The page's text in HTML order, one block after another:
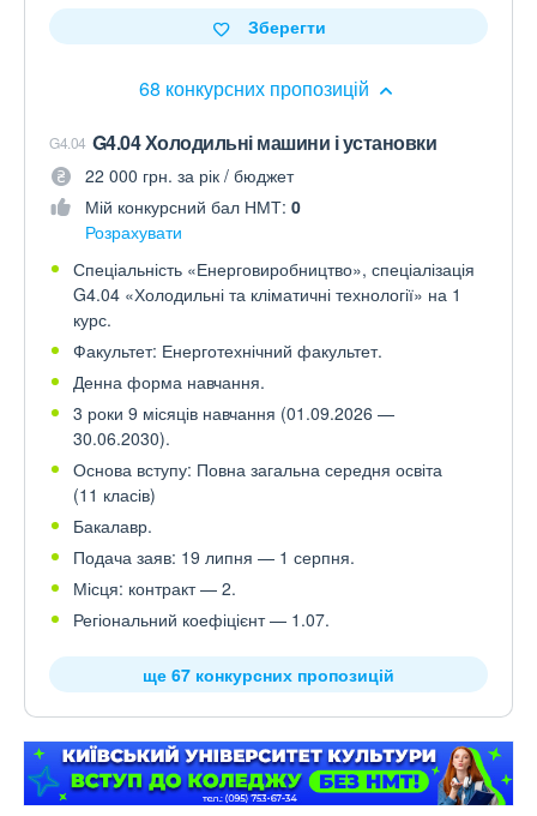
68 конкурсних пропозицій
Зберегти
G4.04 G4.04 Холодильні машини і установки
22 000 грн. за рік / бюджет
Мій конкурсний бал НМТ: 0
Розрахувати
Спеціальність «Енерговиробництво», спеціалізація
G4.04 «Холодильні та кліматичні технології» на 1
курс.
Факультет: Енерготехнічний факультет.
Денна форма навчання.
3 роки 9 місяців навчання (01.09.2026 —
30.06.2030).
Основа вступу: Повна загальна середня освіта
(11 класів)
Бакалавр.
Подача заяв: 19 липня — 1 серпня.
Місця: контракт — 2.
Регіональний коефіцієнт — 1.07.
ще 67 конкурсних пропозицій